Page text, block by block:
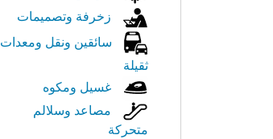
زخرفة وتصميمات
سائقين ونقل ومعدات
ثقيلة
غسيل ومكوه
مصاعد وسلالم
متحركة